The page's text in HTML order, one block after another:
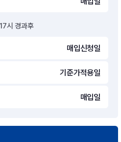
17시 경과후
매입신청일
기준가적용일
매입일